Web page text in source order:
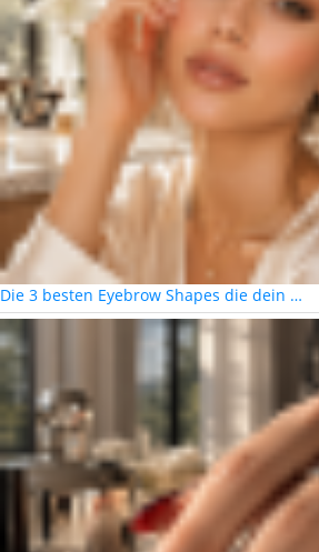
Die 3 besten Eyebrow Shapes die dein …